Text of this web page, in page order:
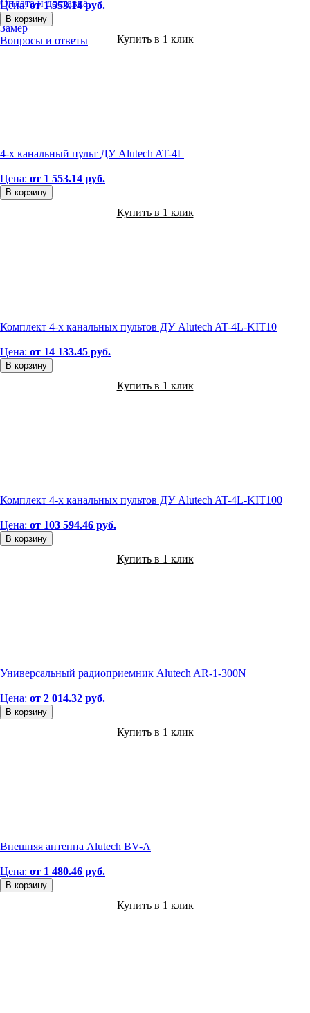
Оплата и доставка
Гарантии
Замер
Вопросы и ответы
Цена:от 1 553.14 руб.
В корзину
Купить в 1 клик
4-х канальный пульт ДУ Alutech AT-4L
Цена: от 1 553.14 руб.
В корзину
Купить в 1 клик
Комплект 4-х канальных пультов ДУ Alutech AT-4L-KIT10
Цена: от 14 133.45 руб.
В корзину
Купить в 1 клик
Комплект 4-х канальных пультов ДУ Alutech AT-4L-KIT100
Цена: от 103 594.46 руб.
В корзину
Купить в 1 клик
Универсальный радиоприемник Alutech AR-1-300N
Цена: от 2 014.32 руб.
В корзину
Купить в 1 клик
Внешняя антенна Alutech BV-A
Цена: от 1 480.46 руб.
В корзину
Купить в 1 клик